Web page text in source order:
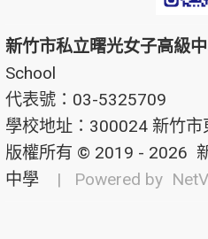
新竹市私立曙光女子高級
School
代表號：03-5325709
學校地址：300024 新竹
版權所有 © 2019 - 2026
中學
| Powered by